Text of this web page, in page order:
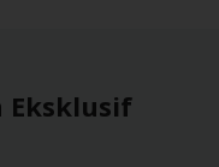
Eksklusif